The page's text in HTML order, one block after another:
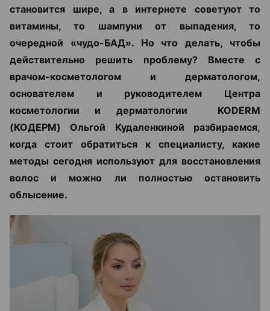
становится шире, а в интернете советуют то
витамины, то шампуни от выпадения, то
очередной «чудо-БАД». Но что делать, чтобы
действительно решить проблему? Вместе с
врачом-косметологом и дерматологом,
основателем и руководителем Центра
косметологии и дерматологии KODERM
(КОДЕРМ) Ольгой Кудаленкиной разбираемся,
когда стоит обратиться к специалисту, какие
методы сегодня используют для восстановления
волос и можно ли полностью остановить
облысение.